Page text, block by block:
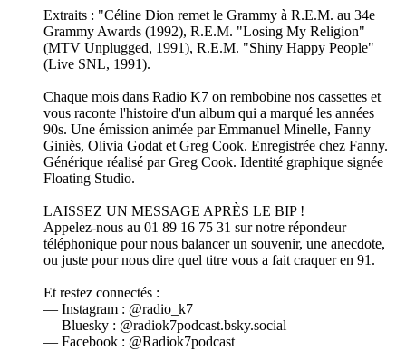
Extraits : "Céline Dion remet le Grammy à R.E.M. au 34e
Grammy Awards (1992), R.E.M. "Losing My Religion"
(MTV Unplugged, 1991), R.E.M. "Shiny Happy People"
(Live SNL, 1991).
Chaque mois dans Radio K7 on rembobine nos cassettes et
vous raconte l'histoire d'un album qui a marqué les années
90s. Une émission animée par Emmanuel Minelle, Fanny
Giniès, Olivia Godat et Greg Cook. Enregistrée chez Fanny.
Générique réalisé par Greg Cook. Identité graphique signée
Floating Studio.
LAISSEZ UN MESSAGE APRÈS LE BIP !
Appelez-nous au 01 89 16 75 31 sur notre répondeur
téléphonique pour nous balancer un souvenir, une anecdote,
ou juste pour nous dire quel titre vous a fait craquer en 91.
Et restez connectés :
— Instagram : @radio_k7
— Bluesky : @radiok7podcast.bsky.social
— Facebook : @Radiok7podcast